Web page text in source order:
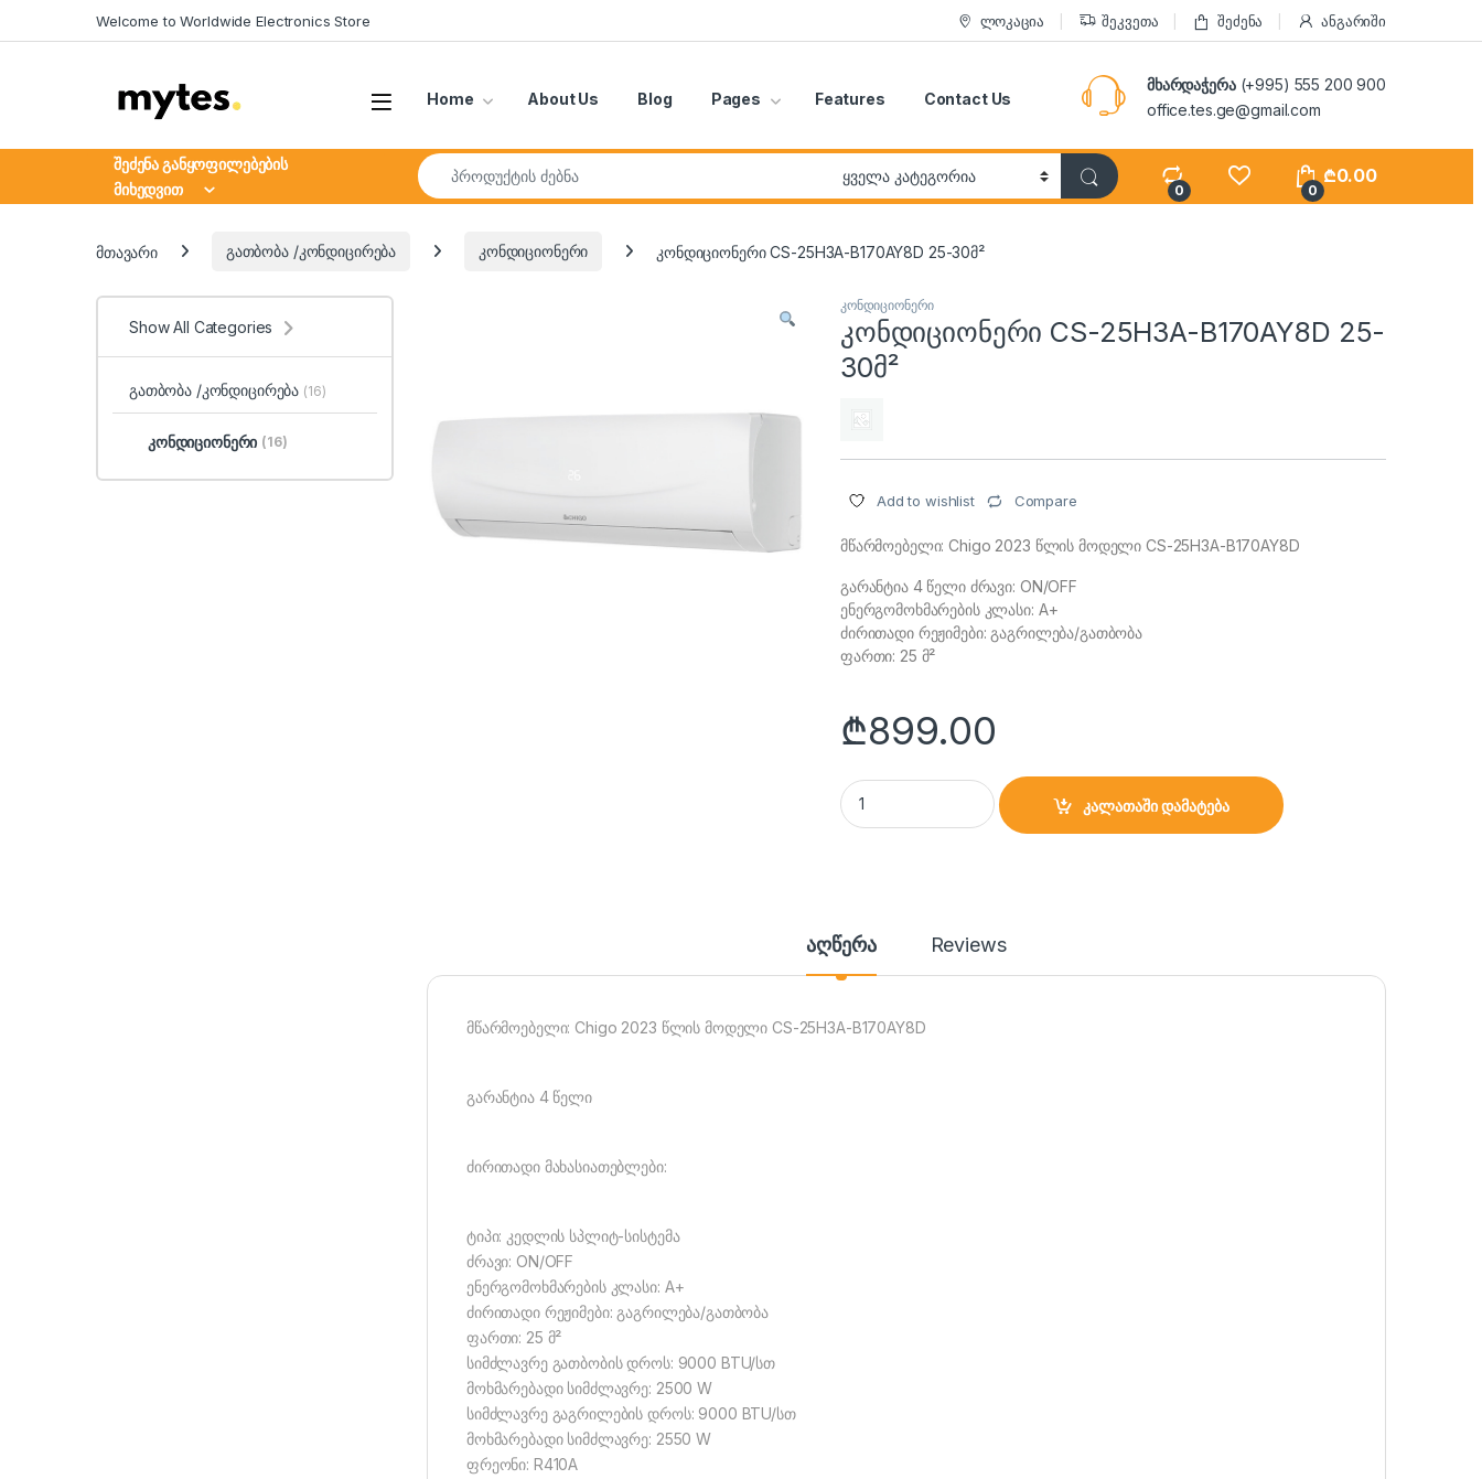
Welcome to Worldwide Electronics Store ლოკაცია შეკვეთა შეძენა ანგარიში
Open Home About Us Blog Pages Features Contact Us
მხარდაჭერა(+995) 555 200 900
office.tes.ge@gmail.com
შეძენა განყოფილებების
მიხედვით
Search for:
0 0
₾0.00
მთავარი გათბობა /კონდიცირება კონდიციონერი კონდიციონერი CS-25H3A-B170AY8D 25-30მ²
კონდიციონერი
კონდიციონერი CS-25H3A-B170AY8D 25-
30მ²
Add to wishlist Compare
მწარმოებელი: Chigo 2023 წლის მოდელი CS-25H3A-B170AY8D
გარანტია 4 წელი ძრავი: ON/OFF
ენერგომოხმარების კლასი: A+
ძირითადი რეჟიმები: გაგრილება/გათბობა
ფართი: 25 მ²
₾899.00
კონდიციონერი CS-25H3A-B170AY8D 25-30მ² quantity
კალათაში დამატება
აღწერა Reviews
მწარმოებელი: Chigo 2023 წლის მოდელი CS-25H3A-B170AY8D
გარანტია 4 წელი
ძირითადი მახასიათებლები:
ტიპი: კედლის სპლიტ-სისტემა
ძრავი: ON/OFF
ენერგომოხმარების კლასი: A+
ძირითადი რეჟიმები: გაგრილება/გათბობა
ფართი: 25 მ²
სიმძლავრე გათბობის დროს: 9000 BTU/სთ
მოხმარებადი სიმძლავრე: 2500 W
სიმძლავრე გაგრილების დროს: 9000 BTU/სთ
მოხმარებადი სიმძლავრე: 2550 W
ფრეონი: R410A
Show All Categories
გათბობა /კონდიცირება (16)
კონდიციონერი (16)